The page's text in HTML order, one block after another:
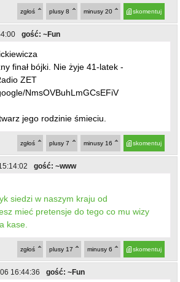
skomentuj
minusy 20
plusy 8
zgłoś
gość: ~Fun
finał bójki. Nie żyje 41-latek -
ZET
NmsOVBuhLmGCsEFiV
jego rodzinie śmieciu.
skomentuj
minusy 16
plusy 7
zgłoś
gość: ~www
siedzi w naszym kraju od
mieć pretensje do tego co mu wizy
kase.
skomentuj
minusy 6
plusy 17
zgłoś
16:44:36 gość: ~Fun